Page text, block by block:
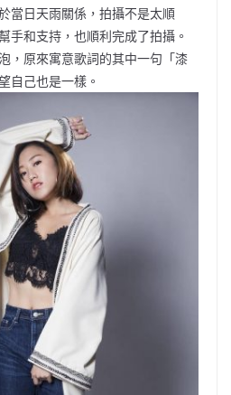
當日天雨關係，拍攝不是太順
手和支持，也順利完成了拍攝。
，原來寓意歌詞的其中一句「漆
自己也是一樣。